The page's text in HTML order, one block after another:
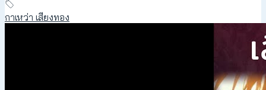
กาเหว่า เสียงทอง